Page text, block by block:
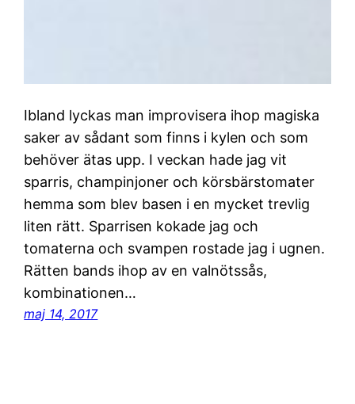
Ibland lyckas man improvisera ihop magiska
saker av sådant som finns i kylen och som
behöver ätas upp. I veckan hade jag vit
sparris, champinjoner och körsbärstomater
hemma som blev basen i en mycket trevlig
liten rätt. Sparrisen kokade jag och
tomaterna och svampen rostade jag i ugnen.
Rätten bands ihop av en valnötssås,
kombinationen…
maj 14, 2017